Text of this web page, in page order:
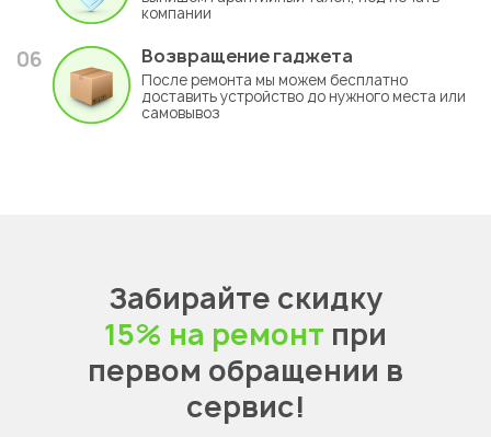
компании
06 Возвращение гаджета
После ремонта мы можем бесплатно
доставить устройство до нужного места или
самовывоз
Забирайте скидку
15% на ремонт при
первом обращении в
сервис!